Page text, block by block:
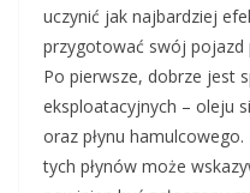
uczynić jak najbardziej
przygotować swój pojazd
Po pierwsze, dobrze jest
eksploatacyjnych – oleju
oraz płynu
tych płynów może